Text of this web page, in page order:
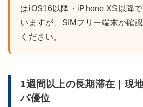
はiOS16以降・iPhone XS以降
いますが、SIMフリー端末か確
ください。
1週間以上の長期滞在｜現
パ優位